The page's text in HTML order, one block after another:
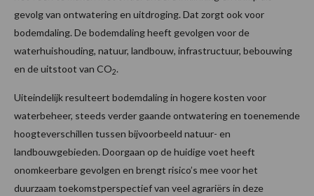
gevolg van ontwatering en uitdroging. Dat zorgt ook voor
bodemdaling. De bodemdaling heeft gevolgen voor de
waterhuishouding, natuur, landbouw, infrastructuur, bebouwing
en de uitstoot van CO2.
Uiteindelijk resulteert bodemdaling in hogere kosten voor
waterbeheer, steeds verder gaande ontwatering en toenemende
hoogteverschillen tussen bijvoorbeeld natuur- en
landbouwgebieden. Doorgaan op de huidige voet heeft
onomkeerbare gevolgen en brengt risico’s mee voor het
duurzaam toekomstperspectief van veel agrariërs in deze